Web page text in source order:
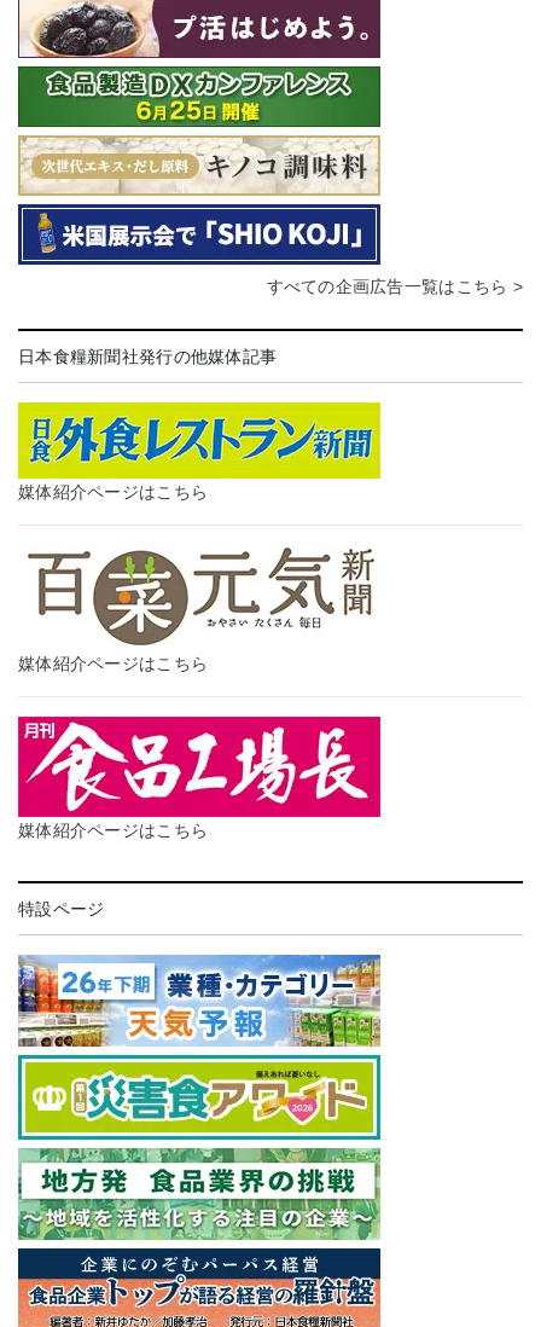
すべての企画広告一覧はこちら >
日本食糧新聞社発行の他媒体記事
媒体紹介ページはこちら
媒体紹介ページはこちら
媒体紹介ページはこちら
特設ページ